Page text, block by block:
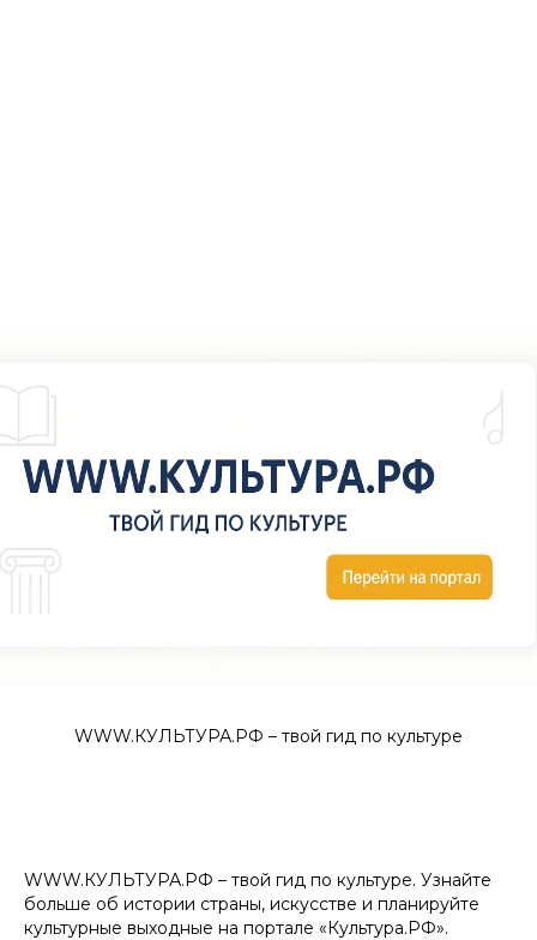
WWW.КУЛЬТУРА.РФ – твой гид по культуре
WWW.КУЛЬТУРА.РФ – твой гид по культуре. Узнайте
больше об истории страны, искусстве и планируйте
культурные выходные на портале «Культура.РФ».